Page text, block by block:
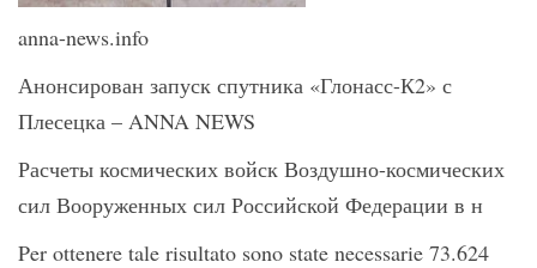
anna-news.info
Анонсирован запуск спутника «Глонасс-К2» с
Плесецка – ANNA NEWS
Расчеты космических войск Воздушно-космических
сил Вооруженных сил Российской Федерации в н
Per ottenere tale risultato sono state necessarie 73.624